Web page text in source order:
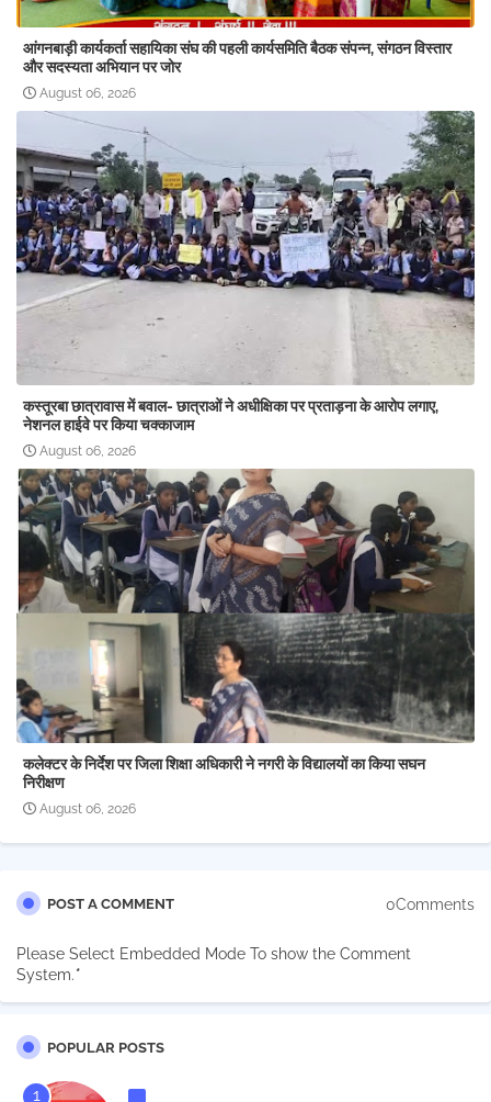
आंगनबाड़ी कार्यकर्ता सहायिका संघ की पहली कार्यसमिति बैठक संपन्न, संगठन विस्तार
और सदस्यता अभियान पर जोर
August 06, 2026
कस्तूरबा छात्रावास में बवाल- छात्राओं ने अधीक्षिका पर प्रताड़ना के आरोप लगाए,
नेशनल हाईवे पर किया चक्काजाम
August 06, 2026
कलेक्टर के निर्देश पर जिला शिक्षा अधिकारी ने नगरी के विद्यालयों का किया सघन
निरीक्षण
August 06, 2026
POST A COMMENT 0Comments
Please Select Embedded Mode To show the Comment
System.*
POPULAR POSTS